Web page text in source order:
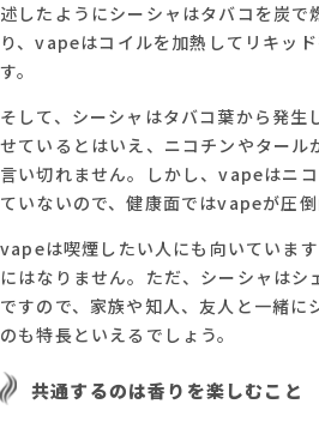
述したようにシーシャはタバコを炭で
り、vapeはコイルを加熱してリキッ
す。
そして、シーシャはタバコ葉から発生
せているとはいえ、ニコチンやタール
言い切れません。しかし、vapeはニ
ていないので、健康面ではvapeが圧倒
vapeは喫煙したい人にも向いていま
にはなりません。ただ、シーシャはシ
ですので、家族や知人、友人と一緒に
のも特長といえるでしょう。
共通するのは香りを楽しむこと